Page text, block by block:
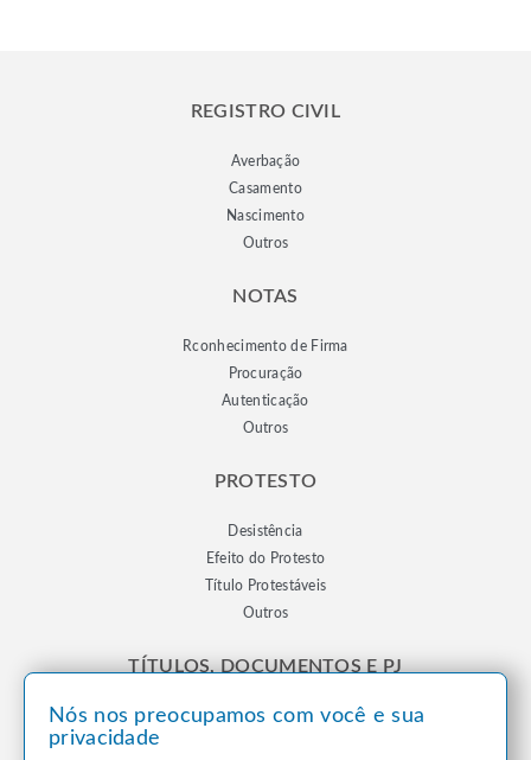
REGISTRO CIVIL
Averbação
Casamento
Nascimento
Outros
NOTAS
Rconhecimento de Firma
Procuração
Autenticação
Outros
PROTESTO
Desistência
Efeito do Protesto
Título Protestáveis
Outros
TÍTULOS, DOCUMENTOS E PJ
Registro de Títulos e Documentos
Nós nos preocupamos com você e sua
privacidade